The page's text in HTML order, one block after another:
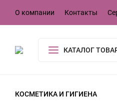
О компании Контакты
КАТАЛОГ
КОСМЕТИКА И ГИГИЕНА